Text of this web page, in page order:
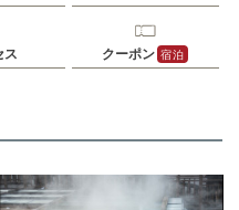
ス クーポン 宿泊